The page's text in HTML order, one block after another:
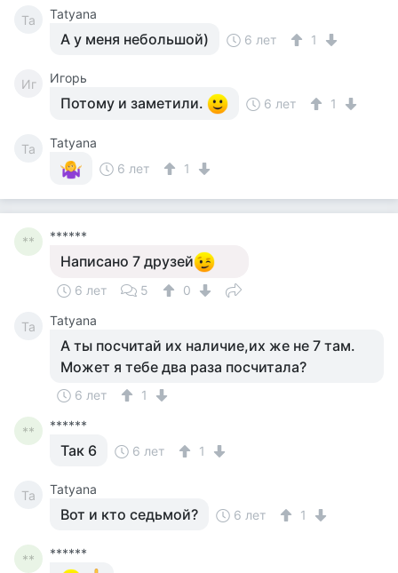
Ta Tatyana
А у меня небольшой) 6 лет 1
Иг Игорь
Потому и заметили. 6 лет 1
Ta
Tatyana
6 лет
1
** ******
Написано 7 друзей
6 лет 5 0
Ta Tatyana
А ты посчитай их наличие,их же не 7 там.
Может я тебе два раза посчитала?
6 лет 1
** ******
Так 6 6 лет 1
Ta Tatyana
Вот и кто седьмой? 6 лет 1
**
******